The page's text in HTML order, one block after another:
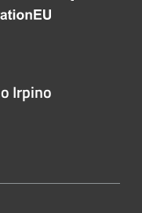
Irpino